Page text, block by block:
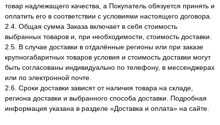
товар надлежащего качества, а Покупатель обязуется принять и
оплатить его в соответствии с условиями настоящего договора.
2.4. Общая сумма Заказа включает в себя стоимость
выбранных товаров и, при необходимости, стоимость доставки.
2.5. В случае доставки в отдалённые регионы или при заказе
крупногабаритных товаров условия и стоимость доставки могут
быть согласованы индивидуально по телефону, в мессенджерах
или по электронной почте.
2.6. Сроки доставки зависят от наличия товара на складе,
региона доставки и выбранного способа доставки. Подробная
информация указана в разделе «Доставка и оплата» на сайте.